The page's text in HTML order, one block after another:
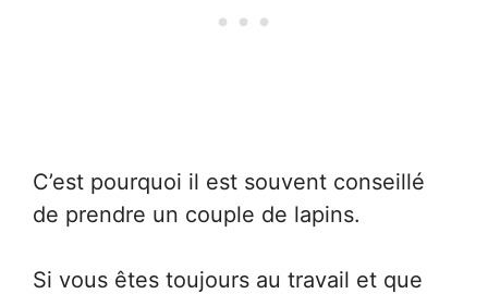
C’est pourquoi il est souvent conseillé
de prendre un couple de lapins.
Si vous êtes toujours au travail et que